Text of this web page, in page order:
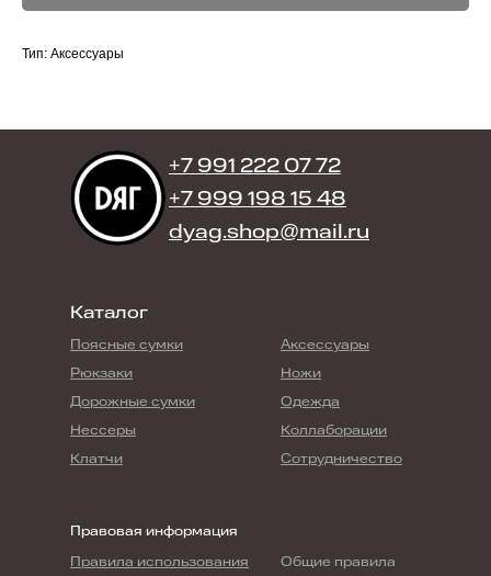
Тип: Аксессуары
Правила использования
+7 991 222 07 72
dyag.shop@mail.ru
Правовая информация
Каталог
Общие правила
Поясные сумки Аксессуары
Дорожные сумки Одежда
Коллаборации
Нессеры
Рюкзаки Ножи
Клатчи Сотрудничество
+7 999 198 15 48